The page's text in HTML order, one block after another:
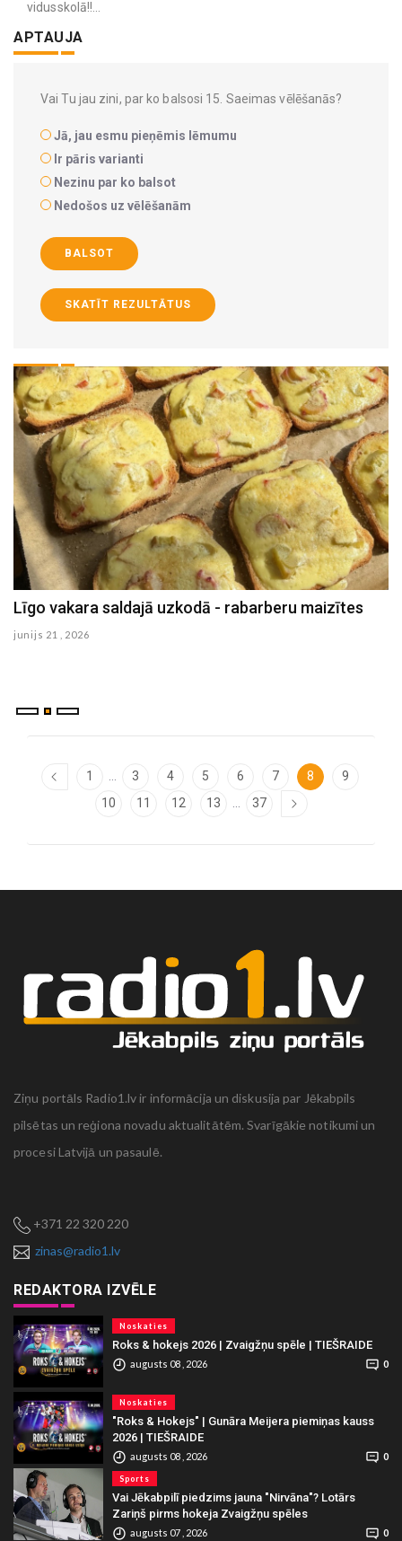
vidusskolā!!...
APTAUJA
Vai Tu jau zini, par ko balsosi 15. Saeimas vēlēšanās?
Jā, jau esmu pieņēmis lēmumu
Ir pāris varianti
Nezinu par ko balsot
Nedošos uz vēlēšanām
BALSOT
SKATĪT REZULTĀTUS
Līgo vakara saldajā uzkodā - rabarberu maizītes
junijs 21 , 2026
1 3 4 5 6 7 8
9
10
11 12 13 37
Ziņu portāls Radio1.lv ir informācija un diskusija par Jēkabpils
pilsētas un reģiona novadu aktualitātēm. Svarīgākie notikumi un
procesi Latvijā un pasaulē.
+371 22 320 220
zinas@radio1.lv
REDAKTORA IZVĒLE
Noskaties
Roks & hokejs 2026 | Zvaigžņu spēle | TIEŠRAIDE
augusts 08 , 2026 0
Noskaties
"Roks & Hokejs" | Gunāra Meijera piemiņas kauss
2026 | TIEŠRAIDE
augusts 08 , 2026 0
Sports
Vai Jēkabpilī piedzims jauna "Nirvāna"? Lotārs
Zariņš pirms hokeja Zvaigžņu spēles
augusts 07 , 2026 0